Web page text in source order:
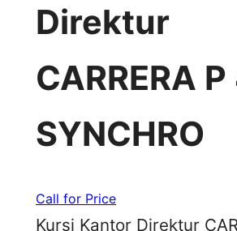
Direktur
CARRERA
SYNCHRO
Call for Price
Kursi Kantor Direktur